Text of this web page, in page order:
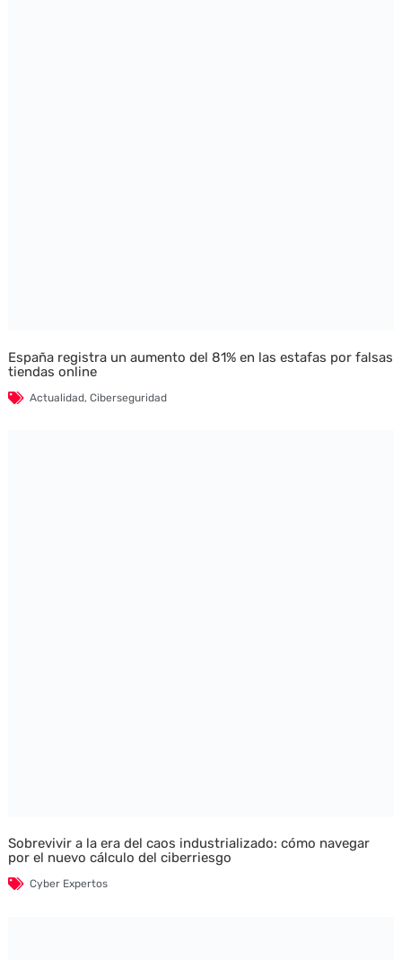
España registra un aumento del 81% en las estafas por falsas
tiendas online
Actualidad, Ciberseguridad
Sobrevivir a la era del caos industrializado: cómo navegar
por el nuevo cálculo del ciberriesgo
Cyber Expertos